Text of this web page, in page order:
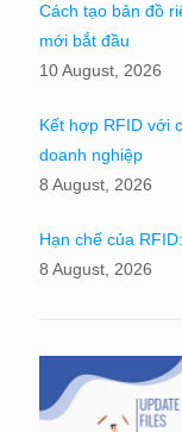
Cách tạo bản đồ
mới bắt đầu
10 August, 2026
Kết hợp RFID với
doanh nghiệp
8 August, 2026
Hạn chế của
8 August, 2026